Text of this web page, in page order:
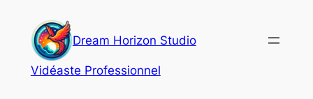
contenu
Dream Horizon Studio
Vidéaste Professionnel